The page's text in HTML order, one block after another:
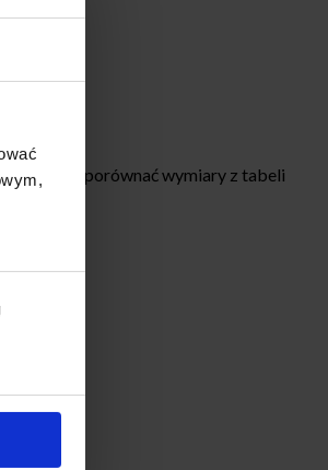
najlepiej porównać wymiary z tabeli